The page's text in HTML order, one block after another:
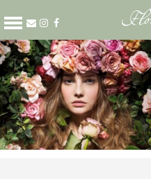
קטגוריות
מארזים
זרי פרחים
סידור פרחים
קופסאות פרחים
שוקולד ויין